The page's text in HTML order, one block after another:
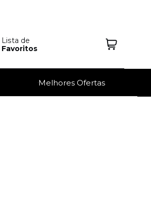
Lista de
Favoritos
Melhores Ofertas